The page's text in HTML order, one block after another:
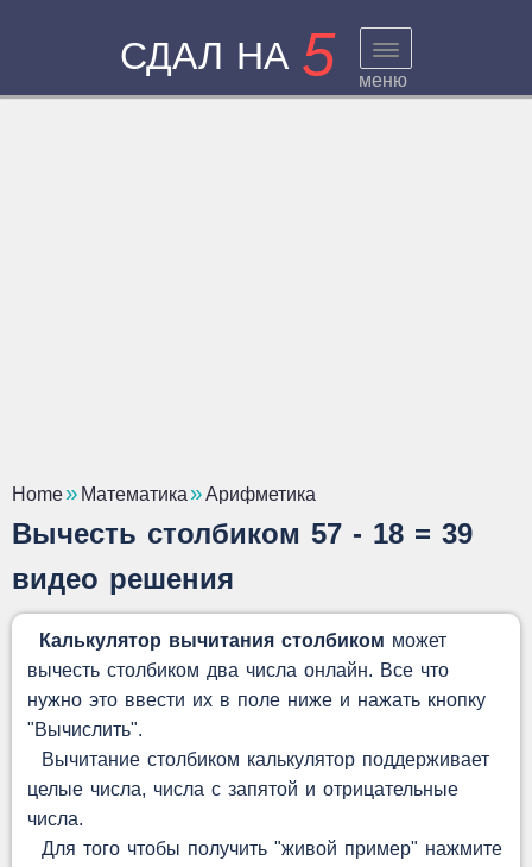
СДАЛ НА 5 меню
Home Математика Арифметика
Вычесть столбиком 57 - 18 = 39
видео решения
Калькулятор вычитания столбиком может
вычесть столбиком два числа онлайн. Все что
нужно это ввести их в поле ниже и нажать кнопку
"Вычислить".
Вычитание столбиком калькулятор поддерживает
целые числа, числа с запятой и отрицательные
числа.
Для того чтобы получить "живой пример" нажмите